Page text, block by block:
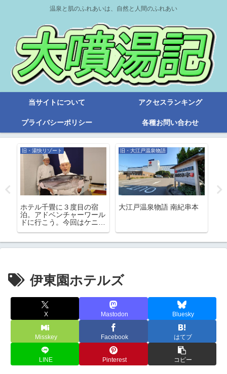
温泉と肌のふれあいは、自然と人間のふれあい
当サイトについて アクセスランキング
プライバシーポリシー 各種お問い合わせ
旧・湯快リゾート
ホテル千畳に３度目の宿
泊。アドベンチャーワール
ドに行こう。今回はケニア
旧・大江戸温泉物語
大江戸温泉物語 南紀串本
伊東園ホテルズ
X Mastodon Bluesky
Misskey Facebook はてブ
LINE Pinterest コピー